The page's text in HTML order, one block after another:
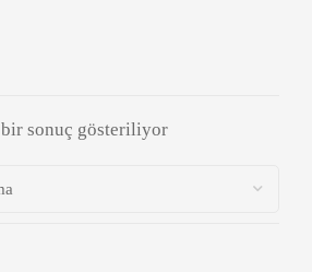
sonuç gösteriliyor